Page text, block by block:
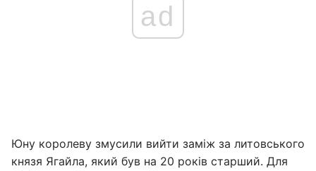
ad
Юну королеву змусили вийти заміж за литовського
князя Ягайла, який був на 20 років старший. Для